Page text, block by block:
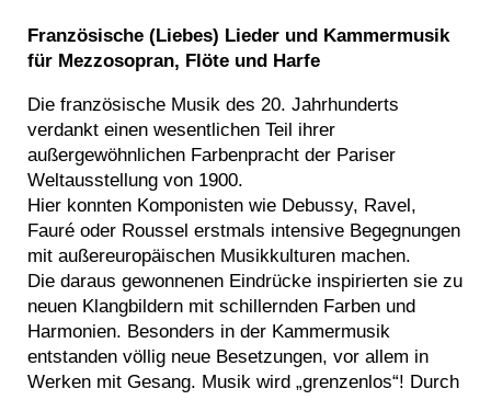
Französische (Liebes) Lieder und Kammermusik
für Mezzosopran, Flöte und Harfe
Die französische Musik des 20. Jahrhunderts
verdankt einen wesentlichen Teil ihrer
außergewöhnlichen Farbenpracht der Pariser
Weltausstellung von 1900.
Hier konnten Komponisten wie Debussy, Ravel,
Fauré oder Roussel erstmals intensive Begegnungen
mit außereuropäischen Musikkulturen machen.
Die daraus gewonnenen Eindrücke inspirierten sie zu
neuen Klangbildern mit schillernden Farben und
Harmonien. Besonders in der Kammermusik
entstanden völlig neue Besetzungen, vor allem in
Werken mit Gesang. Musik wird „grenzenlos“! Durch